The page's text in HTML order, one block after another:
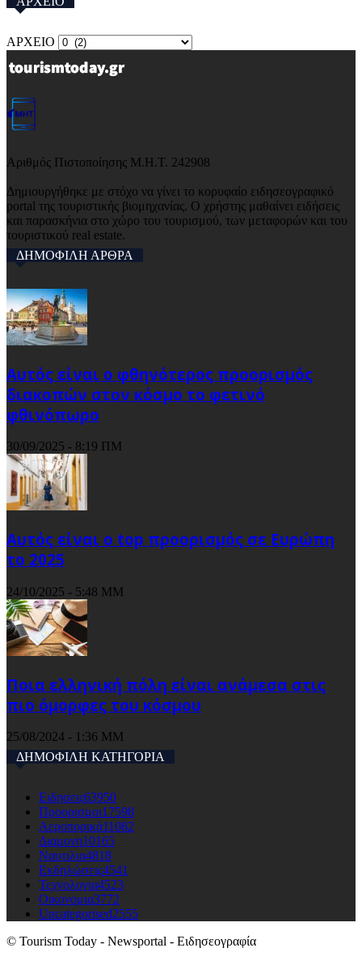
ΑΡΧΕΙΟ
Αριθμός Πιστοποίησης Μ.Η.Τ. 242908
Δημιουργήθηκε με στόχο να γίνει το κορυφαίο ειδησεογραφικό
portal της τουριστικής βιομηχανίας. Ο χρήστης μαθαίνει ειδήσεις
και παρασκήνια στο χώρο του τουρισμού, των μεταφορών και του
τουριστικού real estate.
ΔΗΜΟΦΙΛΗ ΑΡΘΡΑ
Αυτός είναι ο φθηνότερος προορισμός
διακοπών στον κόσμο το φετινό
φθινόπωρο
30/09/2025 - 8:19 ΠΜ
Αυτός είναι ο top προορισμός σε Ευρώπη
το 2025
24/10/2025 - 5:48 ΜΜ
Ποια ελληνική πόλη είναι ανάμεσα στις
πιο όμορφες του κόσμου
25/08/2024 - 1:36 ΜΜ
ΔΗΜΟΦΙΛΗ ΚΑΤΗΓΟΡΙΑ
Ειδησεις63950
Προορισμοι17598
Αεροπορικά11082
Διαμονη10165
Ναυτιλια4818
Εκδηλώσεις4541
Τεχνολογια4523
Οικονομια3772
Uncategorised2555
© Tourism Today - Newsportal - Ειδησεογραφία